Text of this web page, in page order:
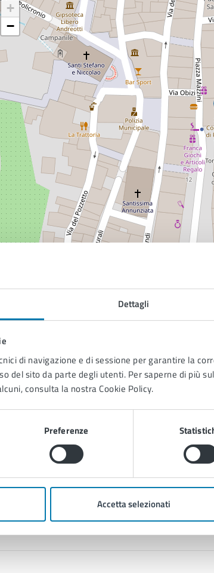
Dettagli
di navigazione e di sessione per garantire la
del sito da parte degli utenti. Per saperne di più
consulta la nostra Cookie Policy.
Preferenze
Accetta selezionati
+
−
Telefono:05724920
Contenuti correlati